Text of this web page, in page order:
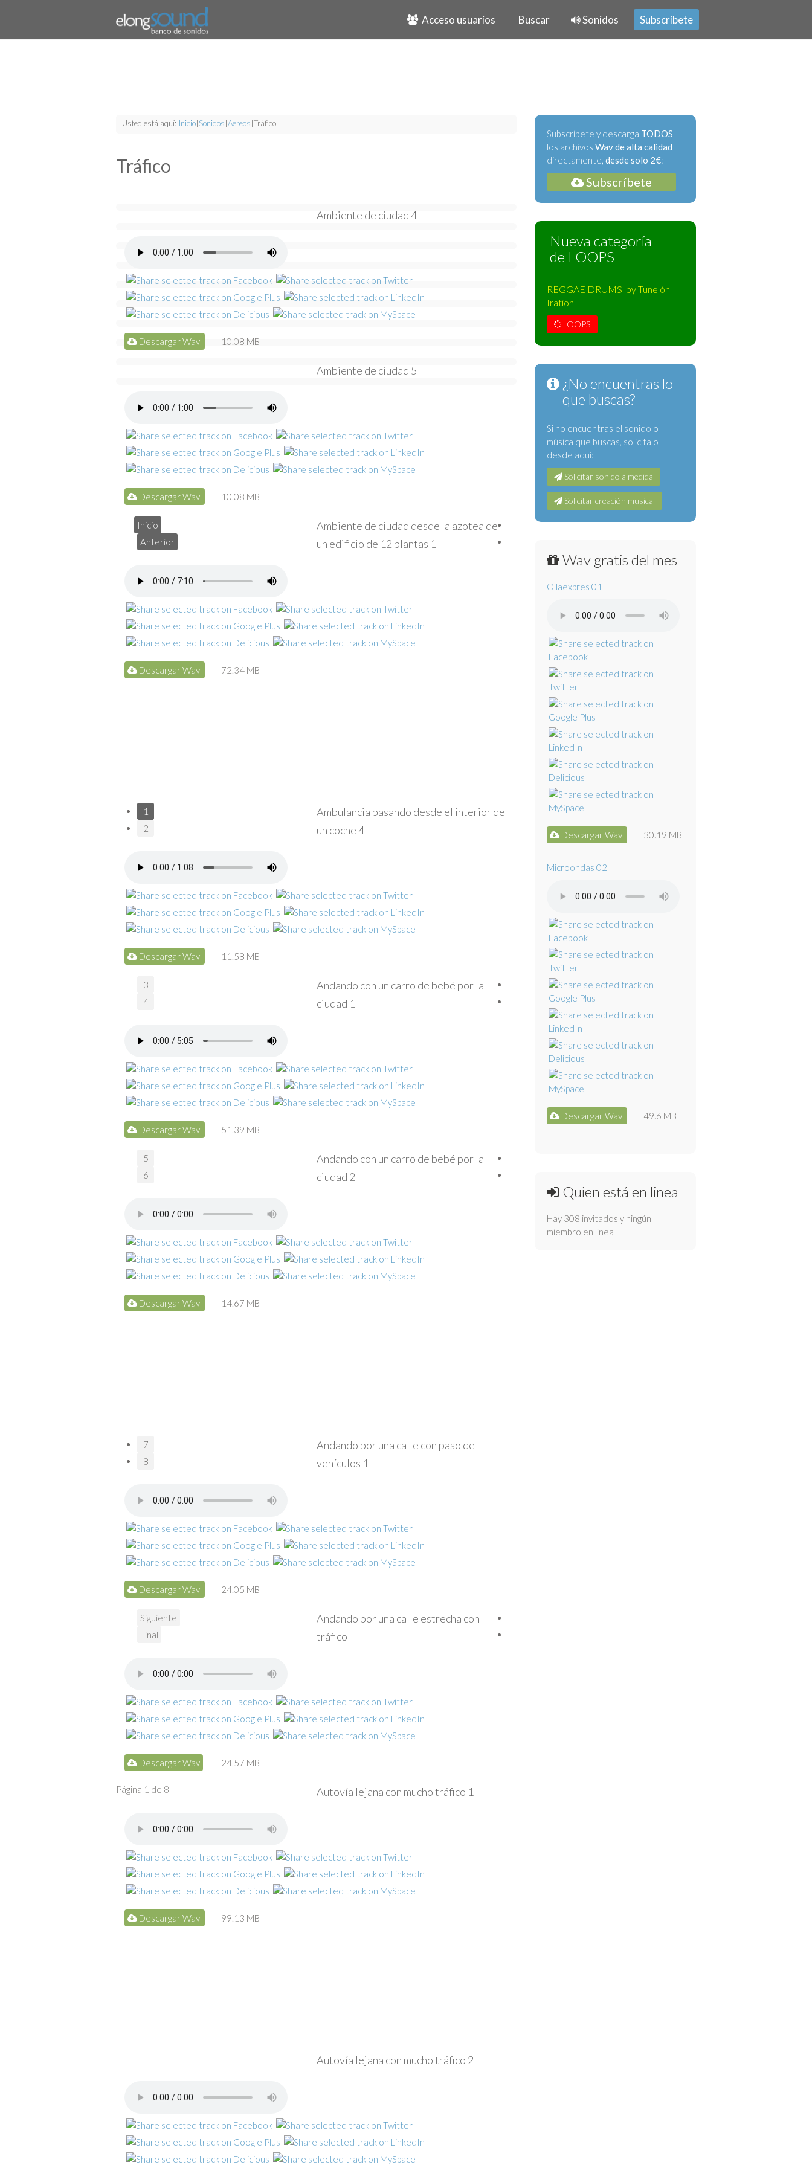
Acceso usuarios Buscar Sonidos Subscríbete
Usted está aquí: Inicio Sonidos Aereos Tráfico
Tráfico
Ambiente de ciudad 4
Descargar Wav 10.08 MB
Ambiente de ciudad 5
Descargar Wav 10.08 MB
Ambiente de ciudad desde la azotea de
un edificio de 12 plantas 1
Descargar Wav 72.34 MB
Ambulancia pasando desde el interior de
un coche 4
Descargar Wav 11.58 MB
Andando con un carro de bebé por la
ciudad 1
Descargar Wav 51.39 MB
Andando con un carro de bebé por la
ciudad 2
Descargar Wav 14.67 MB
Andando por una calle con paso de
vehículos 1
Descargar Wav 24.05 MB
Andando por una calle estrecha con
tráfico
Descargar Wav 24.57 MB
Autovía lejana con mucho tráfico 1
Descargar Wav 99.13 MB
Autovía lejana con mucho tráfico 2
Inicio
Anterior
1
2
3
4
5
6
7
8
Siguiente
Final
Página 1 de 8
Subscríbete y descarga TODOS
los archivos Wav de alta calidad
directamente, desde solo 2€:
Subscríbete
Nueva categoría
de LOOPS
REGGAE DRUMS by Tunelón
Iration
LOOPS
¿No encuentras lo
que buscas?
Si no encuentras el sonido o
música que buscas, solicítalo
desde aquí:
Solicitar sonido a medida
Solicitar creación musical
Wav gratis del mes
Ollaexpres 01
Descargar Wav 30.19 MB
Microondas 02
Descargar Wav 49.6 MB
Quien está en linea
Hay 308 invitados y ningún
miembro en línea